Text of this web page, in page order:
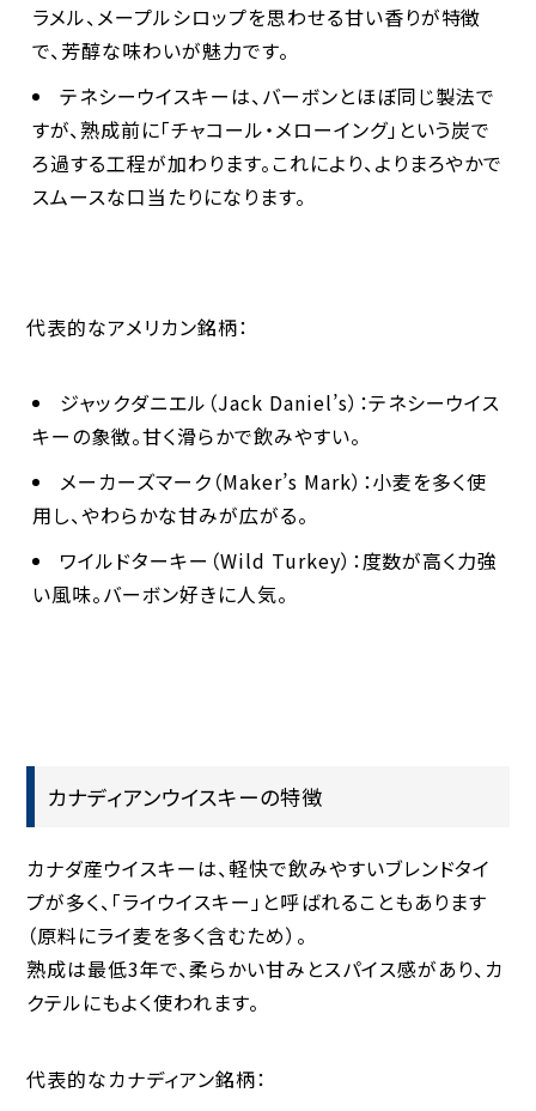
ラメル、メープルシロップを思わせる甘い香りが特徴
で、芳醇な味わいが魅力です。
テネシーウイスキーは、バーボンとほぼ同じ製法で
すが、熟成前に「チャコール・メローイング」という炭で
ろ過する工程が加わります。これにより、よりまろやかで
スムースな口当たりになります。
代表的なアメリカン銘柄：
ジャックダニエル（Jack Daniel’s） ：テネシーウイス
キーの象徴。甘く滑らかで飲みやすい。
メーカーズマーク（Maker’s Mark） ：小麦を多く使
用し、やわらかな甘みが広がる。
ワイルドターキー（Wild Turkey） ：度数が高く力強
い風味。バーボン好きに人気。
カナディアンウイスキーの特徴
カナダ産ウイスキーは、軽快で飲みやすいブレンドタイ
プが多く、「ライウイスキー」と呼ばれることもあります
（原料にライ麦を多く含むため）。
熟成は最低3年で、柔らかい甘みとスパイス感があり、カ
クテルにもよく使われます。
代表的なカナディアン銘柄：